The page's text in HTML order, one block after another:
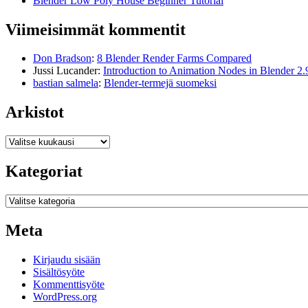
Viimeisimmät kommentit
Don Bradson: 8 Blender Render Farms Compared
Jussi Lucander: Introduction to Animation Nodes in Blender
bastian salmela: Blender-termejä suomeksi
Arkistot
Arkistot
Kategoriat
Kategoriat
Meta
Kirjaudu sisään
Sisältösyöte
Kommenttisyöte
WordPress.org